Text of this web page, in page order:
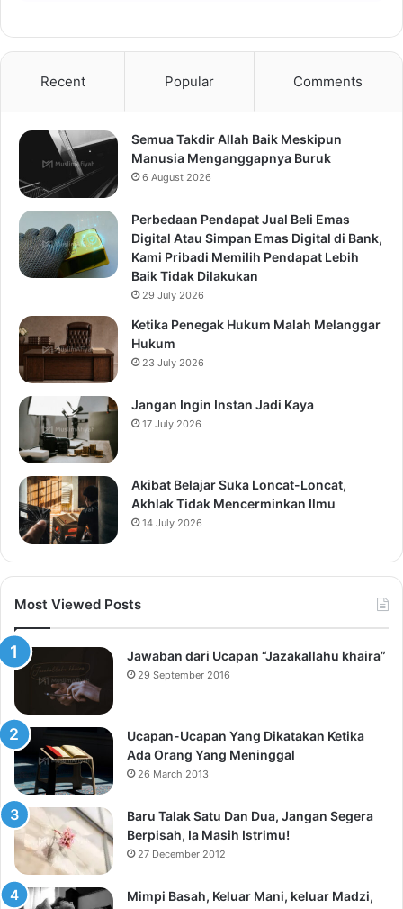
Recent Popular Comments
Semua Takdir Allah Baik Meskipun
Manusia Menganggapnya Buruk
6 August 2026
Perbedaan Pendapat Jual Beli Emas
Digital Atau Simpan Emas Digital di Bank,
Kami Pribadi Memilih Pendapat Lebih
Baik Tidak Dilakukan
29 July 2026
Ketika Penegak Hukum Malah Melanggar
Hukum
23 July 2026
Jangan Ingin Instan Jadi Kaya
17 July 2026
Akibat Belajar Suka Loncat-Loncat,
Akhlak Tidak Mencerminkan Ilmu
14 July 2026
Most Viewed Posts
Jawaban dari Ucapan “Jazakallahu khaira”
29 September 2016
Ucapan-Ucapan Yang Dikatakan Ketika
Ada Orang Yang Meninggal
26 March 2013
Baru Talak Satu Dan Dua, Jangan Segera
Berpisah, Ia Masih Istrimu!
27 December 2012
Mimpi Basah, Keluar Mani, keluar Madzi,